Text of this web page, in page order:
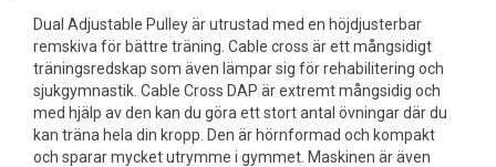
Dual Adjustable Pulley är utrustad med en höjdjusterbar
remskiva för bättre träning. Cable cross är ett mångsidigt
träningsredskap som även lämpar sig för rehabilitering och
sjukgymnastik. Cable Cross DAP är extremt mångsidig och
med hjälp av den kan du göra ett stort antal övningar där du
kan träna hela din kropp. Den är hörnformad och kompakt
och sparar mycket utrymme i gymmet. Maskinen är även